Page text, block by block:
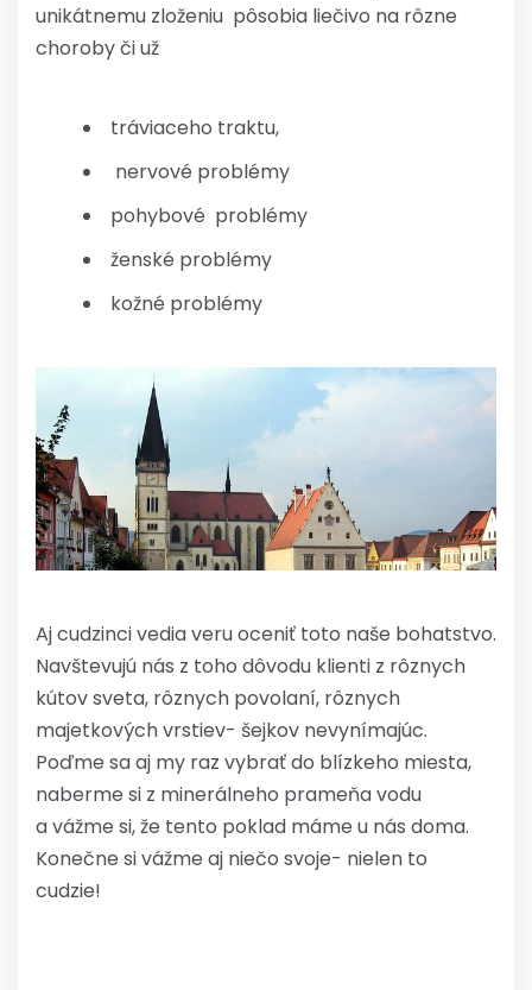
unikátnemu zloženiu pôsobia liečivo na rôzne
choroby či už
tráviaceho traktu,
nervové problémy
pohybové problémy
ženské problémy
kožné problémy
Aj cudzinci vedia veru oceniť toto naše bohatstvo.
Navštevujú nás z toho dôvodu klienti z rôznych
kútov sveta, rôznych povolaní, rôznych
majetkových vrstiev- šejkov nevynímajúc.
Poďme sa aj my raz vybrať do blízkeho miesta,
naberme si z minerálneho prameňa vodu
a vážme si, že tento poklad máme u nás doma.
Konečne si vážme aj niečo svoje- nielen to
cudzie!